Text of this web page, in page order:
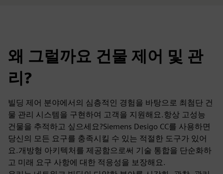
왜 그럴까요 건물 제어 및 관
리?
빌딩 제어 분야에서의 심층적인 경험을 바탕으로 최첨단 건
물 관리 시스템을 구현하여 고객을 지원해요.항상 고성능
건물을 추적하고 싶으세요?Siemens Desigo CC를 사용하면
당신의 모든 요구를 충족시킬 수 있는 적절한 도구가 있어
요.개방형 아키텍처를 제공함으로써 기술 통합을 단순화하
고 미래 요구 사항에 대한 적응성을 보장해요.